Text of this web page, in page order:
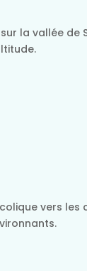
la vallée de
vers les